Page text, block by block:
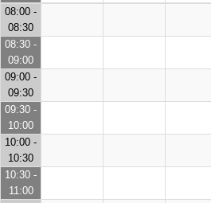
08:00 -
08:30
08:30 -
09:00
09:00 -
09:30
09:30 -
10:00
10:00 -
10:30
10:30 -
11:00